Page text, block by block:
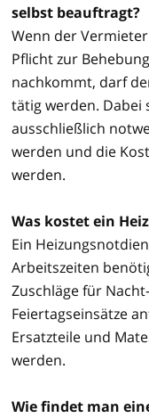
selbst beauftragt?
Wenn der
Pflicht zur
nachkommt, darf
tätig werden. Dabei
ausschließlich
werden und die
werden.
Was kostet ein
Ein
Arbeitszeiten
Zuschläge für
Feiertagseinsätze
Ersatzteile und
werden.
Wie findet man